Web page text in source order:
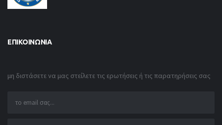
ΕΠΙΚΟΙΝΩΝΊΑ
μη διστάσετε να μας στείλετε τις ερωτήσεις ή τις παρατηρήσεις σας